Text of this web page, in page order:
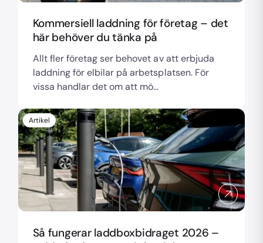
Kommersiell laddning för företag – det
här behöver du tänka på
Allt fler företag ser behovet av att erbjuda
laddning för elbilar på arbetsplatsen. För
vissa handlar det om att mö...
Artikel
Så fungerar laddboxbidraget 2026 –